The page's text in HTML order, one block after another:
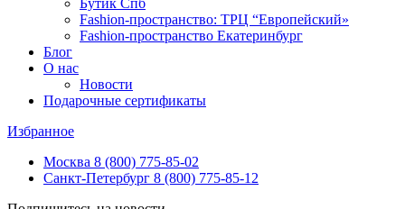
Бутик Спб
Fashion-пространство: ТРЦ “Европейский»
Fashion-пространство Екатеринбург
Блог
О нас
Новости
Подарочные сертификаты
Избранное
Москва 8 (800) 775-85-02
Санкт-Петербург 8 (800) 775-85-12